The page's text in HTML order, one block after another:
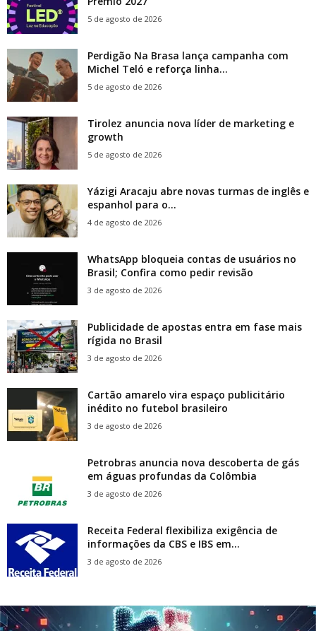
5 de agosto de 2026
Perdigão Na Brasa lança campanha com
Michel Teló e reforça linha...
5 de agosto de 2026
Tirolez anuncia nova líder de marketing e
growth
5 de agosto de 2026
Yázigi Aracaju abre novas turmas de inglês e
espanhol para o...
4 de agosto de 2026
WhatsApp bloqueia contas de usuários no
Brasil; Confira como pedir revisão
3 de agosto de 2026
Publicidade de apostas entra em fase mais
rígida no Brasil
3 de agosto de 2026
Cartão amarelo vira espaço publicitário
inédito no futebol brasileiro
3 de agosto de 2026
Petrobras anuncia nova descoberta de gás
em águas profundas da Colômbia
3 de agosto de 2026
Receita Federal flexibiliza exigência de
informações da CBS e IBS em...
3 de agosto de 2026